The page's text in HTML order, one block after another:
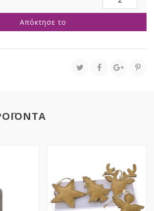
ΧΡΥΣΗ-
ΜΠΑΛΑ
ποσότητα
Απόκτησε το